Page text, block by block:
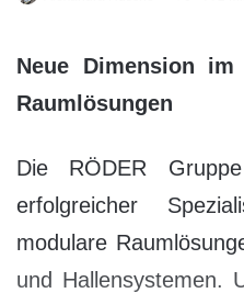
Neue Dimension
Raumlösungen
Die RÖDER
erfolgreicher
modulare
und Hallensystemen.